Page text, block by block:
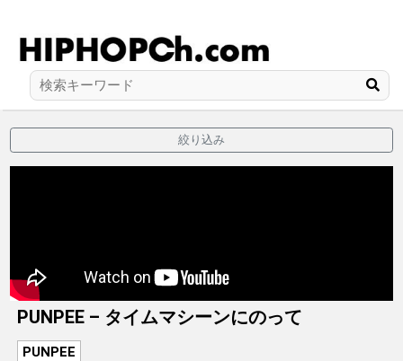
絞り込み
PUNPEE – タイムマシーンにのって
PUNPEE